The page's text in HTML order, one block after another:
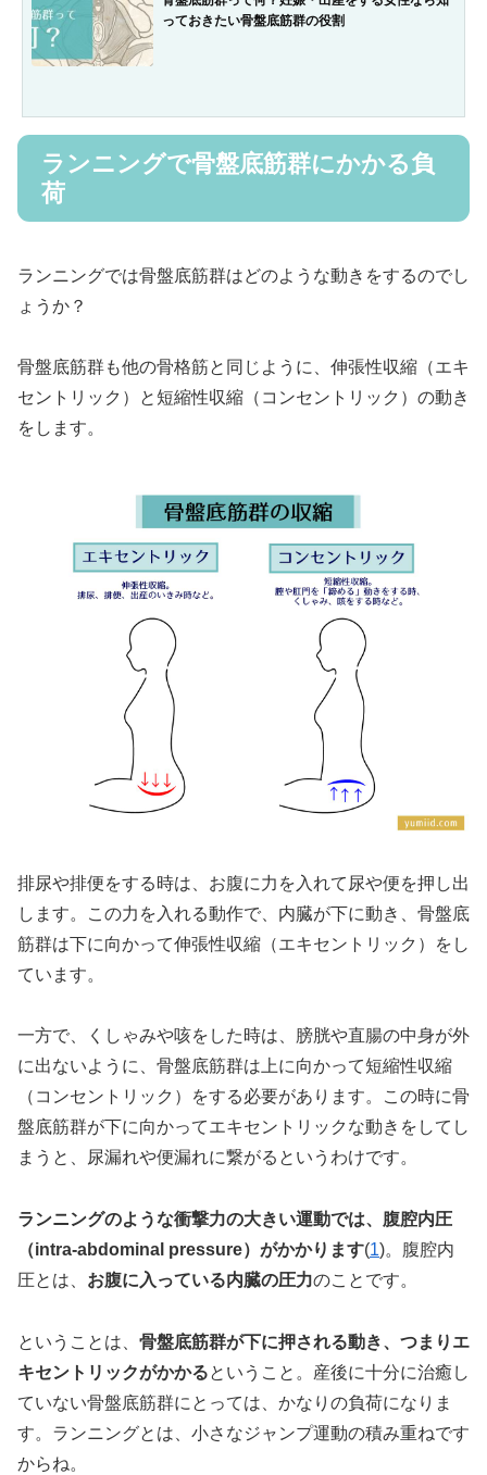
っておきたい骨盤底筋群の役割
ランニングで骨盤底筋群にかかる負
荷
ランニングでは骨盤底筋群はどのような動きをするのでし
ょうか？
骨盤底筋群も他の骨格筋と同じように、伸張性収縮（エキ
セントリック）と短縮性収縮（コンセントリック）の動き
をします。
排尿や排便をする時は、お腹に力を入れて尿や便を押し出
します。この力を入れる動作で、内臓が下に動き、骨盤底
筋群は下に向かって伸張性収縮（エキセントリック）をし
ています。
一方で、くしゃみや咳をした時は、膀胱や直腸の中身が外
に出ないように、骨盤底筋群は上に向かって短縮性収縮
（コンセントリック）をする必要があります。この時に骨
盤底筋群が下に向かってエキセントリックな動きをしてし
まうと、尿漏れや便漏れに繋がるというわけです。
ランニングのような衝撃力の大きい運動では、腹腔内圧
（intra-abdominal pressure）がかかります(1)。腹腔内
圧とは、 お腹に入っている内臓の圧力のことです。
ということは、 骨盤底筋群が下に押される動き、つまりエ
キセントリックがかかるということ。産後に十分に治癒し
ていない骨盤底筋群にとっては、かなりの負荷になりま
す。ランニングとは、小さなジャンプ運動の積み重ねです
からね。